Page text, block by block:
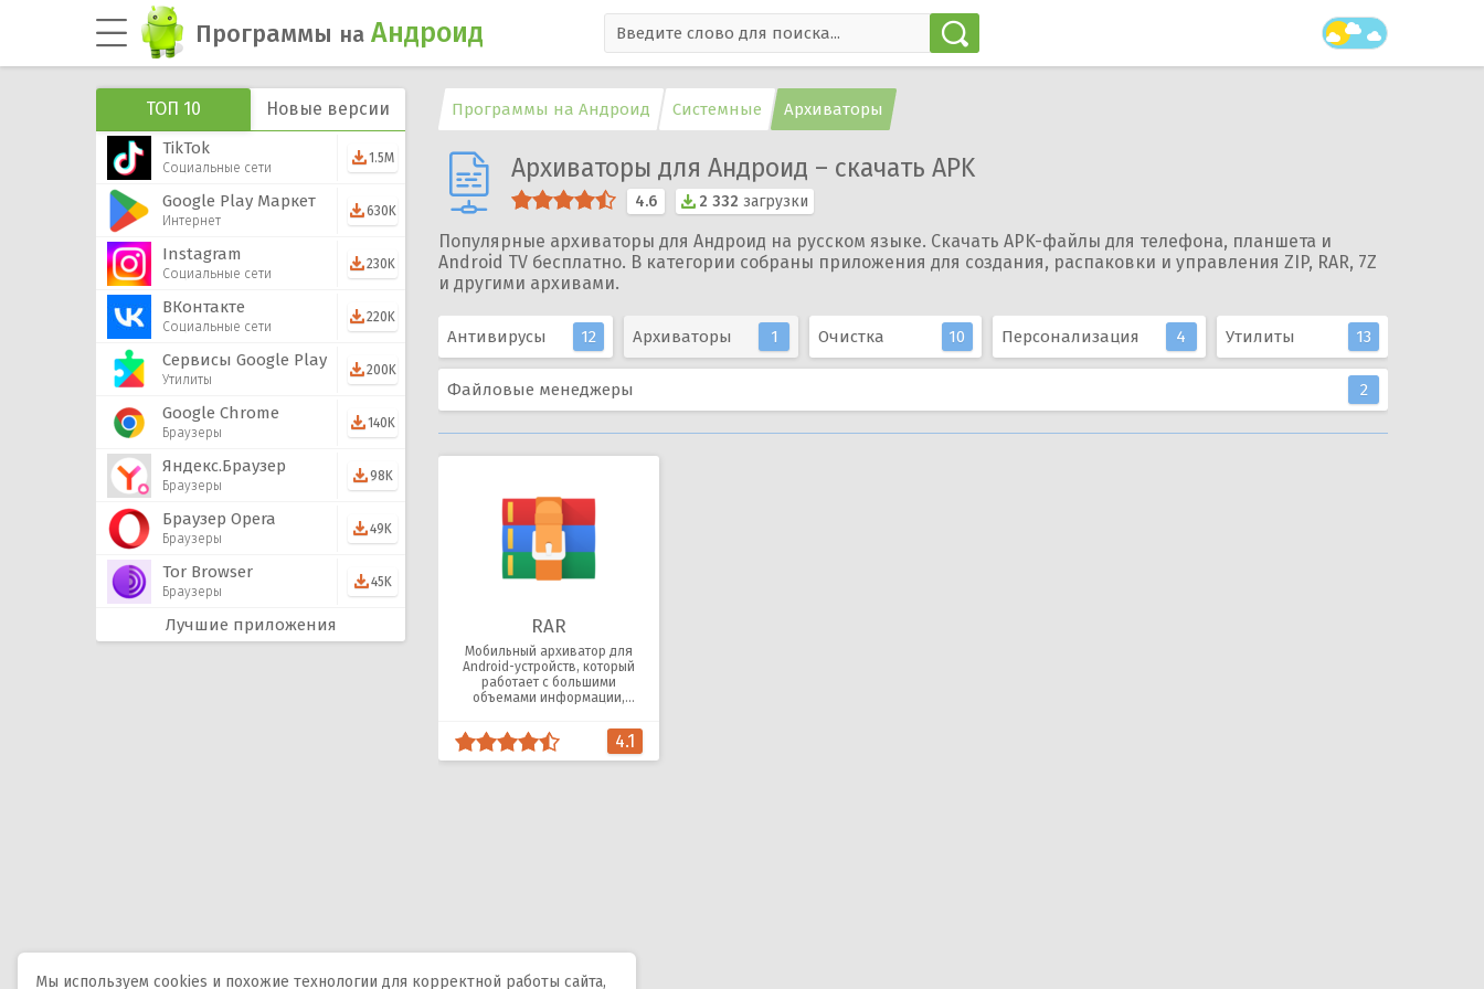
Программы на Андроид
ТОП 10 Новые версии
TikTok
Социальные сети
1.5M
Google Play Маркет
Интернет
630K
Instagram
Социальные сети
230K
ВКонтакте
Социальные сети
220K
Сервисы Google Play
Утилиты
200K
Google Chrome
Браузеры
140K
Яндекс.Браузер
Браузеры
98K
Браузер Opera
Браузеры
49K
Tor Browser
Браузеры
45K
Лучшие приложения
Программы на Андроид Системные Архиваторы
Архиваторы для Андроид – скачать APK
4.6 2 332 загрузки
Популярные архиваторы для Андроид на русском языке. Скачать APK-файлы для телефона, планшета и
Android TV бесплатно. В категории собраны приложения для создания, распаковки и управления ZIP, RAR, 7Z
и другими архивами.
Антивирусы 12 Архиваторы 1 Очистка 10 Персонализация 4 Утилиты 13
Файловые менеджеры 2
RAR
Мобильный архиватор для
Android-устройств, который
работает с большими
объемами информации,
4.1
Мы используем cookies и похожие технологии для корректной работы сайта,